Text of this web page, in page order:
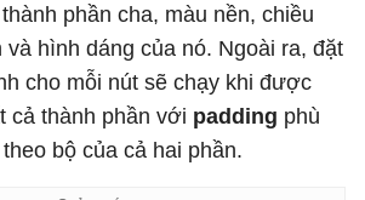
phần cha, màu nền, chiều
hình dáng của nó. Ngoài ra, đặt
cho mỗi nút sẽ chạy khi được
cả thành phần với padding phù
bộ của cả hai phần.